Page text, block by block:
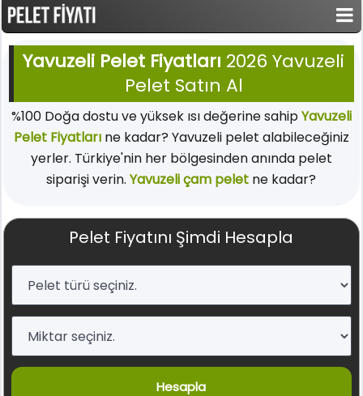
Yavuzeli Pelet Fiyatları 2026 Yavuzeli
Pelet Satın Al
%100 Doğa dostu ve yüksek ısı değerine sahipYavuzeli
Pelet Fiyatlarıne kadar? Yavuzeli pelet alabileceğiniz
yerler. Türkiye'nin her bölgesinden anında pelet
siparişi verin.Yavuzeli çam pelet ne kadar?
Pelet Fiyatını Şimdi Hesapla
Hesapla